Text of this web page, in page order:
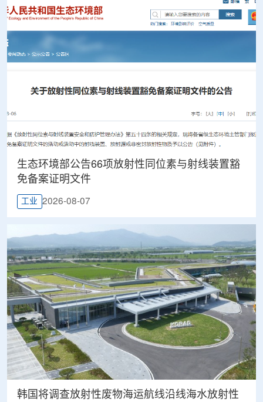
生态环境部公告66项放射性同位素与射线装置豁
免备案证明文件
工业 2026-08-07
韩国将调查放射性废物海运航线沿线海水放射性